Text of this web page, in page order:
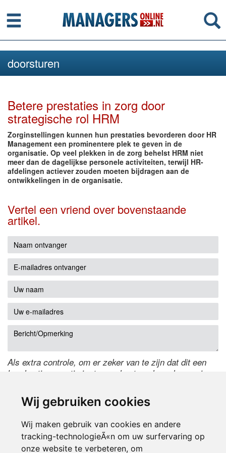
Wij gebruiken cookies
Wij maken gebruik van cookies en andere
tracking-technologieÃ«n om uw surfervaring op
onze website te verbeteren, om
Menu
doorsturen
Betere prestaties in zorg door
strategische rol HRM
Zorginstellingen kunnen hun prestaties bevorderen door HR
Management een prominentere plek te geven in de
organisatie. Op veel plekken in de zorg behelst HRM niet
meer dan de dagelijkse personele activiteiten, terwijl HR-
afdelingen actiever zouden moeten bijdragen aan de
ontwikkelingen in de organisatie.
Vertel een vriend over bovenstaande
artikel.
Als extra controle, om er zeker van te zijn dat dit een
handmatige reactie is, typ onderstaande code over in
de code te wijzigen.